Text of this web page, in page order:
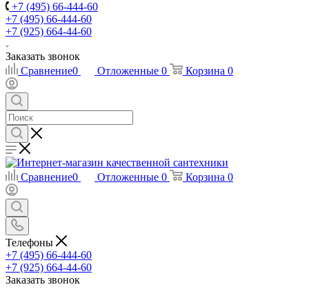
+7 (495) 66-444-60
+7 (495) 66-444-60
+7 (925) 664-44-60
Заказать звонок
Сравнение0 Отложенные 0 Корзина 0
Сравнение0 Отложенные 0 Корзина 0
Телефоны
+7 (495) 66-444-60
+7 (925) 664-44-60
Заказать звонок